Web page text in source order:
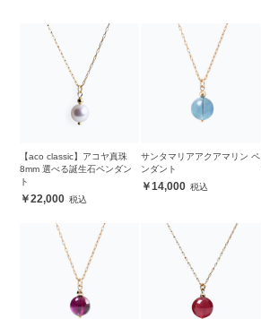
【aco classic】アコヤ真珠
8mm 選べる誕生石ペンダン
ト
22,000
サンタマリアアクアマリン ペ
ンダント
14,000